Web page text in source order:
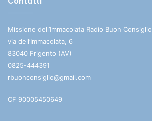
Missione dell’Immacolata Radio Buon Consiglio
via dell’Immacolata, 6
83040 Frigento (AV)
0825-444391
rbuonconsiglio@gmail.com
CF 90005450649